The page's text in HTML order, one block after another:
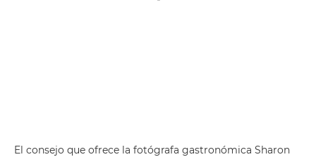
El consejo que ofrece la fotógrafa gastronómica Sharon